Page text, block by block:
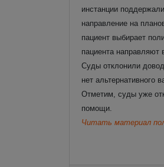
инстанции
направление на
пациент выбирает
пациента направляют
Суды отклонили
нет альтернативного
Отметим, суды уже
помощи.
Читать материал